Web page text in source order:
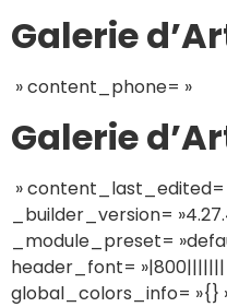
Galerie
» content_phone= »
Galerie
» content_last_edited=
_builder_version=
_module_preset=
header_font= »|800|||||||
global_colors_info= »{}